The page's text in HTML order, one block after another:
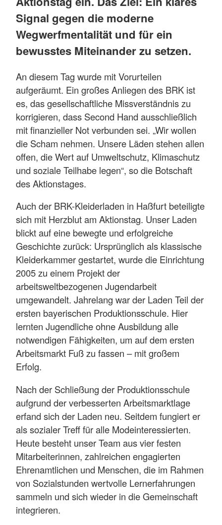
Signal gegen die moderne
Wegwerfmentalität und für ein
bewusstes Miteinander zu setzen.
An diesem Tag wurde mit Vorurteilen
aufgeräumt. Ein großes Anliegen des BRK ist
es, das gesellschaftliche Missverständnis zu
korrigieren, dass Second Hand ausschließlich
mit finanzieller Not verbunden sei. „Wir wollen
die Scham nehmen. Unsere Läden stehen allen
offen, die Wert auf Umweltschutz, Klimaschutz
und soziale Teilhabe legen“, so die Botschaft
des Aktionstages.
Auch der BRK-Kleiderladen in Haßfurt beteiligte
sich mit Herzblut am Aktionstag. Unser Laden
blickt auf eine bewegte und erfolgreiche
Geschichte zurück: Ursprünglich als klassische
Kleiderkammer gestartet, wurde die Einrichtung
2005 zu einem Projekt der
arbeitsweltbezogenen Jugendarbeit
umgewandelt. Jahrelang war der Laden Teil der
ersten bayerischen Produktionsschule. Hier
lernten Jugendliche ohne Ausbildung alle
notwendigen Fähigkeiten, um auf dem ersten
Arbeitsmarkt Fuß zu fassen – mit großem
Erfolg.
Nach der Schließung der Produktionsschule
aufgrund der verbesserten Arbeitsmarktlage
erfand sich der Laden neu. Seitdem fungiert er
als sozialer Treff für alle Modeinteressierten.
Heute besteht unser Team aus vier festen
Mitarbeiterinnen, zahlreichen engagierten
Ehrenamtlichen und Menschen, die im Rahmen
von Sozialstunden wertvolle Lernerfahrungen
sammeln und sich wieder in die Gemeinschaft
integrieren.